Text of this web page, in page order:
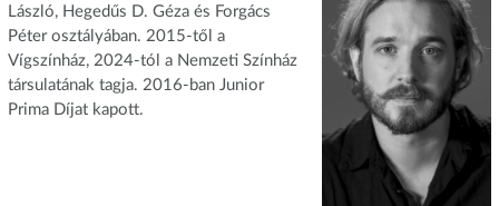
László, Hegedűs D. Géza és Forgács
Péter osztályában. 2015-től a
Vígszínház, 2024-tól a Nemzeti Színház
társulatának tagja. 2016-ban Junior
Prima Díjat kapott.